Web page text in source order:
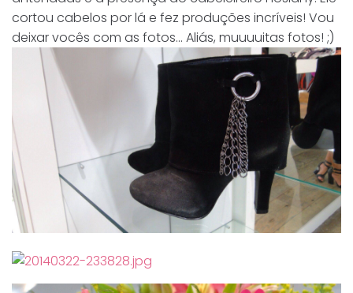
cortou cabelos por lá e fez produções incríveis! Vou
deixar vocês com as fotos... Aliás, muuuuitas fotos! ;)